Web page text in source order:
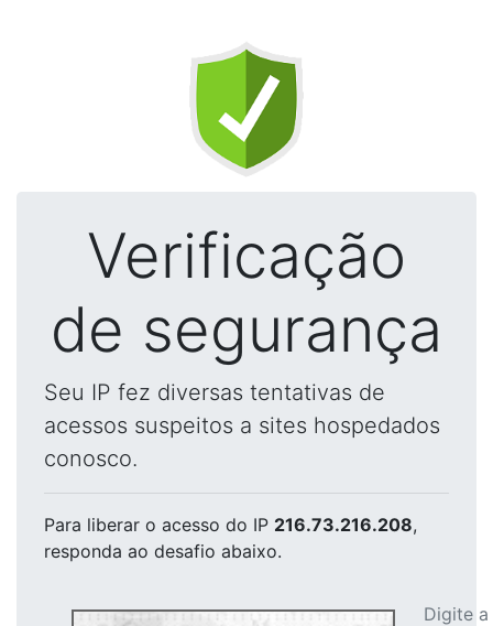
Verificação
de segurança
Seu IP fez diversas tentativas de
acessos suspeitos a sites hospedados
conosco.
Para liberar o acesso do IP 216.73.216.208,
responda ao desafio abaixo.
Digite